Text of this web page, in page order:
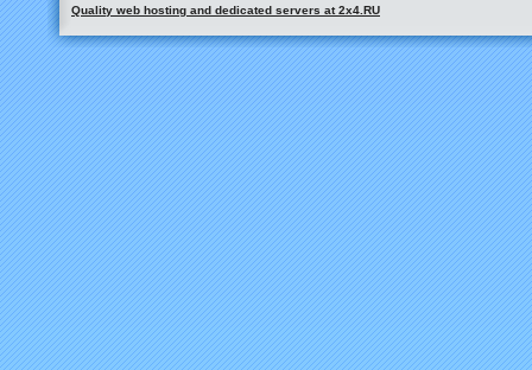
Quality web hosting and dedicated servers at 2x4.RU